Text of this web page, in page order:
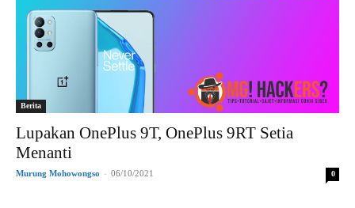
Berita
Lupakan OnePlus 9T, OnePlus 9RT Setia
Menanti
Murung Mohowongso - 06/10/2021 0